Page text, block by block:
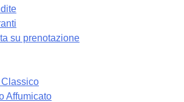
su prenotazione
Classico
Affumicato